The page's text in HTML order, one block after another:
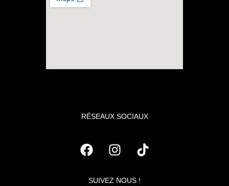
RÉSEAUX SOCIAUX
SUIVEZ NOUS !